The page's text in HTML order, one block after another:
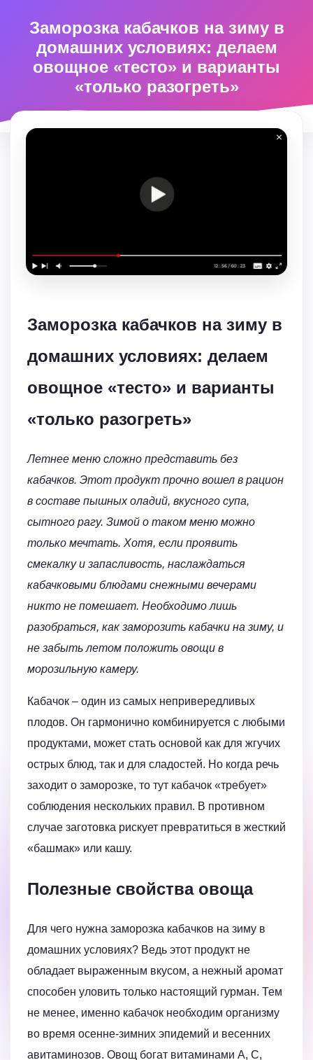
Заморозка кабачков на зиму в
домашних условиях: делаем
овощное «тесто» и варианты
«только разогреть»
Заморозка кабачков на зиму в
домашних условиях: делаем
овощное «тесто» и варианты
«только разогреть»
Летнее меню сложно представить без
кабачков. Этот продукт прочно вошел в рацион
в составе пышных оладий, вкусного супа,
сытного рагу. Зимой о таком меню можно
только мечтать. Хотя, если проявить
смекалку и запасливость, наслаждаться
кабачковыми блюдами снежными вечерами
никто не помешает. Необходимо лишь
разобраться, как заморозить кабачки на зиму, и
не забыть летом положить овощи в
морозильную камеру.
Кабачок – один из самых непривередливых
плодов. Он гармонично комбинируется с любыми
продуктами, может стать основой как для жгучих
острых блюд, так и для сладостей. Но когда речь
заходит о заморозке, то тут кабачок «требует»
соблюдения нескольких правил. В противном
случае заготовка рискует превратиться в жесткий
«башмак» или кашу.
Полезные свойства овоща
Для чего нужна заморозка кабачков на зиму в
домашних условиях? Ведь этот продукт не
обладает выраженным вкусом, а нежный аромат
способен уловить только настоящий гурман. Тем
не менее, именно кабачок необходим организму
во время осенне-зимних эпидемий и весенних
авитаминозов. Овощ богат витаминами А, С,